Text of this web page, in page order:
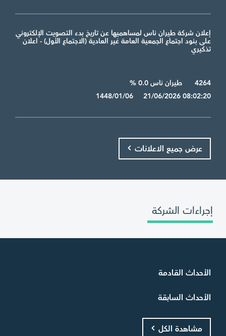
إعلان شركة طيران ناس لمساهميها عن تاريخ بدء التصويت الإلكتروني
على بنود اجتماع الجمعية العامة غير العادية (الاجتماع الأول) - اعلان
تذكيري
4264
طيران ناس 0.0 %
1448/01/06 21/06/2026 08:02:20
عرض جميع الاعلانات
إجراءات الشركة
الأحداث القادمة
الأحداث السابقة
مشاهدة الكل